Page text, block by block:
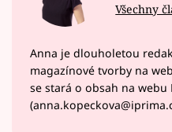
Všechny
Anna je dlouholetou
magazínové tvorby na
se stará o obsah na webu